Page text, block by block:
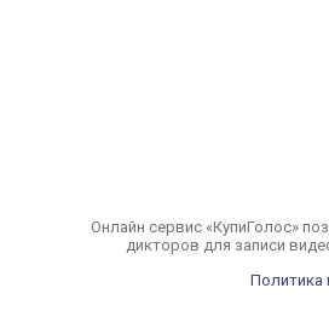
Онлайн сервис «КупиГолос»
дикторов для записи
Политика